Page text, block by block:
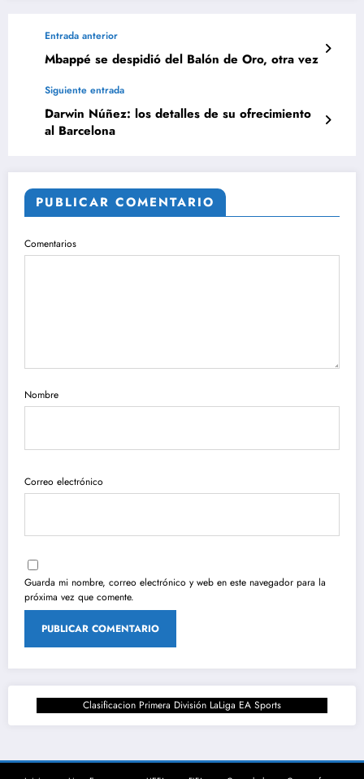
Entrada anterior
Mbappé se despidió del Balón de Oro, otra vez
Siguiente entrada
Darwin Núñez: los detalles de su ofrecimiento
al Barcelona
PUBLICAR COMENTARIO
Comentarios
Nombre
Correo electrónico
Guarda mi nombre, correo electrónico y web en este navegador para la
próxima vez que comente.
Clasificacion Primera División LaLiga EA Sports